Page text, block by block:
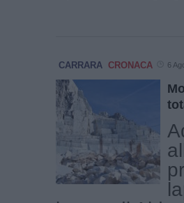
CARRARA CRONACA 6